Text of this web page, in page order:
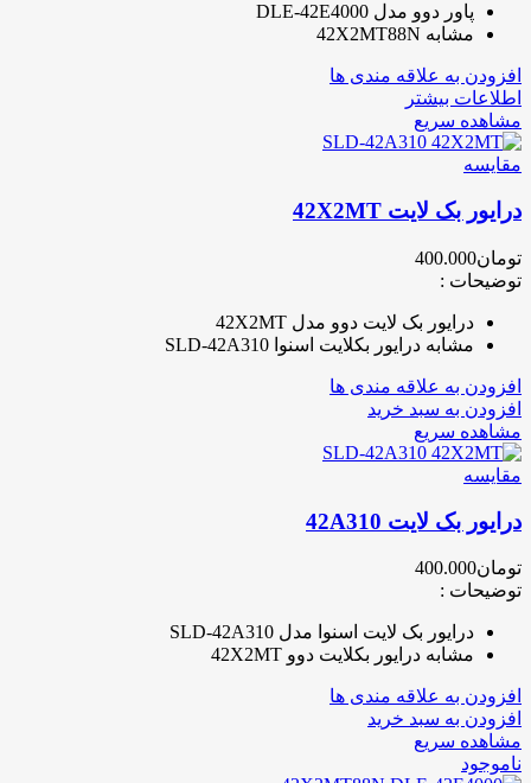
پاور دوو مدل DLE-42E4000
مشابه 42X2MT88N
افزودن به علاقه مندی ها
اطلاعات بیشتر
مشاهده سریع
مقایسه
درایور بک لایت 42X2MT
تومان400.000
توضیحات :
درایور بک لایت دوو مدل 42X2MT
مشابه درایور بکلایت اسنوا SLD-42A310
افزودن به علاقه مندی ها
افزودن به سبد خرید
مشاهده سریع
مقایسه
درایور بک لایت 42A310
تومان400.000
توضیحات :
درایور بک لایت اسنوا مدل SLD-42A310
مشابه درایور بکلایت دوو 42X2MT
افزودن به علاقه مندی ها
افزودن به سبد خرید
مشاهده سریع
ناموجود